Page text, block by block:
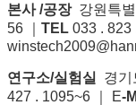
본사 /공장강원특별
56 ｜ TEL 033 . 823
연구소/실험실 경기
427 . 1095~6 ｜ E-